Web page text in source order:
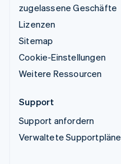
zugelassene Geschäfte
Lizenzen
Sitemap
Cookie-Einstellungen
Weitere Ressourcen
Support
Support anfordern
Verwaltete Supportpläne